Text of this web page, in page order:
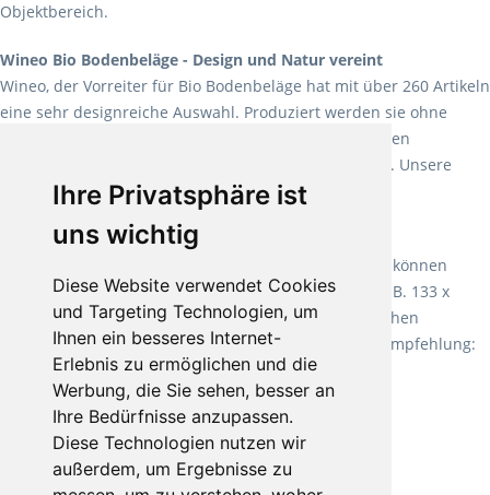
Ihre Privatsphäre ist
uns wichtig
Diese Website verwendet Cookies
und Targeting Technologien, um
Ihnen ein besseres Internet-
Erlebnis zu ermöglichen und die
Werbung, die Sie sehen, besser an
Ihre Bedürfnisse anzupassen.
Diese Technologien nutzen wir
außerdem, um Ergebnisse zu
Objektbereich.
Wineo Bio Bodenbeläge - Design und Natur vereint
Wineo, der Vorreiter für Bio Bodenbeläge hat mit über 260 Artikeln
eine sehr designreiche Auswahl. Produziert werden sie ohne
Weichmacher und Lösungsmittel. Mit allen verfügbaren
Verlegearten ist er für jegliche Bauvorhaben attraktiv. Unsere
Empfehlung:Wineo 1000 Multi Layer XXL.
Teppiche für ein angenehmes Laufgefühl
machen es schon lange vor. Sie können
Teppich in Ihrem gewünschten Sondermaß kaufen, z.B. 133 x
60cm. Vor allem in Schlafzimmern aufgrund der weichen
Oberfläche ein sehr beliebter Zusatzboden. Unsere Empfehlung:
Fletco Fluffy und Fletco Hermelin